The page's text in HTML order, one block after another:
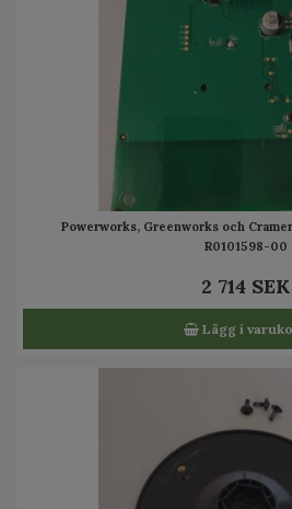
Powerworks, Greenworks och
R0101598-00
2 714 SEK
Lägg i